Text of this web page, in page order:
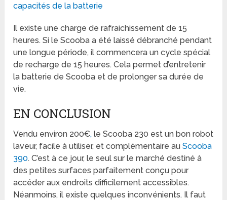
capacités de la batterie
Il existe une charge de rafraichissement de 15
heures. Si le Scooba a été laissé débranché pendant
une longue période, il commencera un cycle spécial
de recharge de 15 heures. Cela permet d’entretenir
la batterie de Scooba et de prolonger sa durée de
vie.
EN CONCLUSION
Vendu environ 200€, le Scooba 230 est un bon robot
laveur, facile à utiliser, et complémentaire auScooba
390. C’est à ce jour, le seul sur le marché destiné à
des petites surfaces parfaitement conçu pour
accéder aux endroits difficilement accessibles.
Néanmoins, il existe quelques inconvénients. Il faut